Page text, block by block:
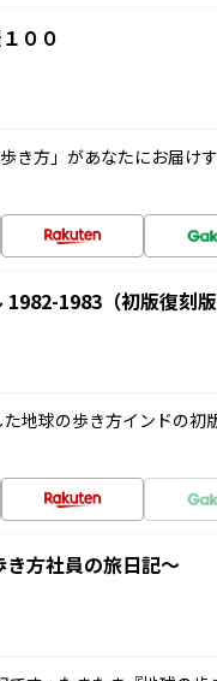
００
き方」があなたにお届け
1983（初版復刻版
地球の歩き方インドの
方社員の旅日記～